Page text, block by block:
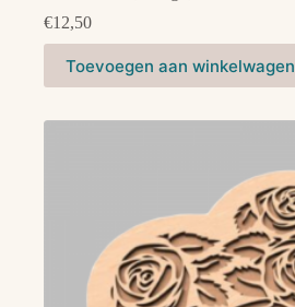
€12,50
Toevoegen aan winkelwagen